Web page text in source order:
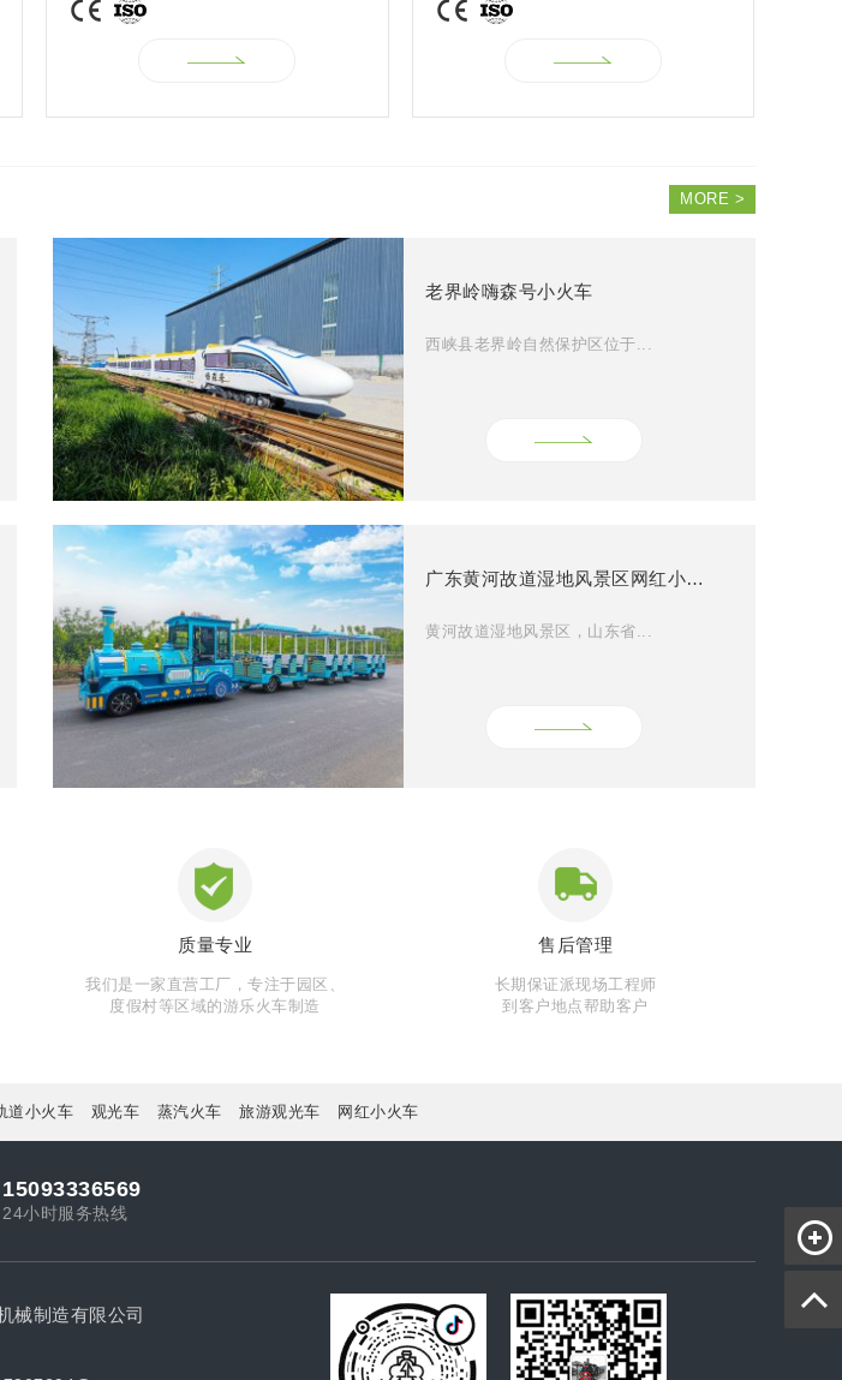
MORE >
老界岭嗨森号小火车
西峡县老界岭自然保护区位于...
广东黄河故道湿地风景区网红小火车
黄河故道湿地风景区，山东省...
质量专业
我们是一家直营工厂，专注于园区、
度假村等区域的游乐火车制造
售后管理
长期保证派现场工程师
到客户地点帮助客户
道小火车 观光车 蒸汽火车 旅游观光车 网红小火车
15093336569
24小时服务热线
械制造有限公司